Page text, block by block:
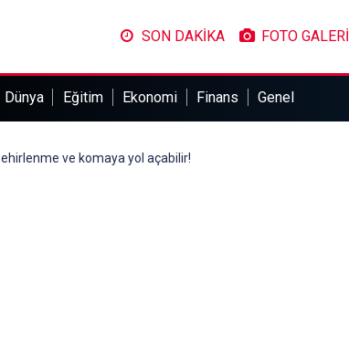
SON DAKİKA FOTO GALERİ
Dünya Eğitim Ekonomi Finans Genel
ve komaya yol açabilir!